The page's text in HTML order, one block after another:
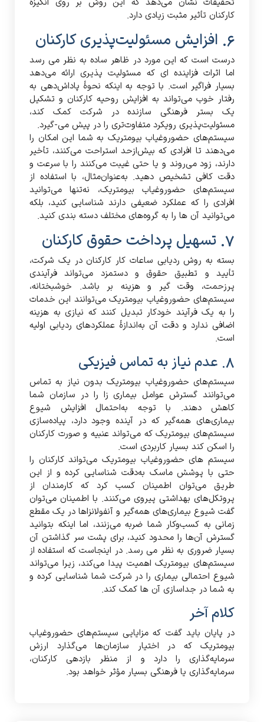
تحقیقات نشان می‌دهد که این روش بر روی انگیزه
کارکنان تأثیر مثبت زیادی دارد.
6. افزایش مسئولیت‌پذیری کارکنان
درست است که این مورد در ظاهر ساده به نظر می رسد
اما اثرات فزاینده ای که مسئولیت پذیری ارائه می‌دهد
بسیار فراگیر است. با توجه به اینکه نحوۀ پاداش‌دهی‌ به
رفتار خوب می‌تواند به افزایش روحیه کارکنان و تشکیل
یک بستر فرهنگی سازنده در شرکت کمک کند،
مسئولیت‌پذیری رویکرد متفاوت‌تری را در پیش می-گیرد.
سیستم‌های حضوروغیاب بیومتریک به شما این امکان را
می‌دهند تا افرادی که بیش‌ازحد استراحت می‌کنند، تأخیر
دارند، زود می‌روند و یا حتی غیبت می‌کنند را با سرعت و
دقت کافی تشخیص دهید. به‌عنوان‌مثال، با استفاده از
سیستم‌های حضوروغیاب بیومتریک، نه‌تنها می‌توانید
افرادی را که عملکرد ضعیفی دارند شناسایی کنید، بلکه
می‌توانید آن ها را به گروه‌های مختلف دسته بندی کنید.
7. تسهیل پرداخت حقوق کارکنان
بسته به روش ردیابی ساعات کار کارکنان در یک شرکت،
تأیید و تطبیق حقوق و دستمزد می‌تواند فرآیندی
پرزحمت، وقت گیر و هزینه بر باشد. خوشبختانه،
سیستم‌های حضوروغیاب بیومتریک می‌توانند این خدمات
را به یک فرآیند خودکار تبدیل کنند که نیازی به هزینه
اضافی ندارد و دقت آن به‌اندازۀ عملکردهای ردیابی اولیه
است.
8. عدم نیاز به تماس فیزیکی
سیستم‌های حضوروغیاب بیومتریک بدون نیاز به تماس
می‌توانند گسترش عوامل بیماری زا را در سازمان شما
کاهش دهند. با توجه به‌احتمال افزایش شیوع
بیماری‌های همه‌گیر که در آینده وجود دارد، پیاده‌سازی
سیستم‌های بیومتریک که می‌تواند عنبیه و صورت کارکنان
را اسکن کند بسیار کاربردی است.
سیستم های حضوروغیاب بیومتریک می‌تواند کارکنان را
حتی با پوشش ماسک به‌دقت شناسایی کرده و از این
طریق می‌توان اطمینان کسب کرد که کارمندان از
پروتکل‌های بهداشتی پیروی می‌کنند. با اطمینان می‌توان
گفت شیوع بیماری‌های همه‌گیر و آنفولانزاها در یک مقطع
زمانی به کسب‌وکار شما ضربه می‌زنند، اما اینکه بتوانید
گسترش آن‌ها را محدود کنید، برای پشت سر گذاشتن آن
بسیار ضروری به نظر می رسد. در اینجاست که استفاده از
سیستم‌های بیومتریک اهمیت پیدا می‌کند، زیرا می‌تواند
شیوع احتمالی بیماری را در شرکت شما شناسایی کرده و
به شما در جداسازی آن ها کمک کند.
کلام آخر
در پایان باید گفت که مزایایی سیستم‌های حضوروغیاب
بیومتریک که در اختیار سازمان‌ها می‌گذارد ارزش
سرمایه‌گذاری را دارد و از منظر بازدهی کارکنان،
سرمایه‌گذاری یا فرهنگی بسیار مؤثر خواهد بود.